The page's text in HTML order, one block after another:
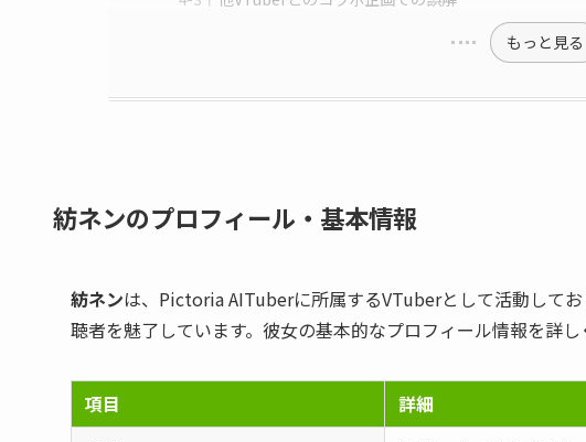
もっと見る
紡ネンのプロフィール・基本情報
紡ネンは、Pictoria AITuberに所属するVTuberとして活動して
聴者を魅了しています。彼女の基本的なプロフィール情報を詳し
項目
詳細